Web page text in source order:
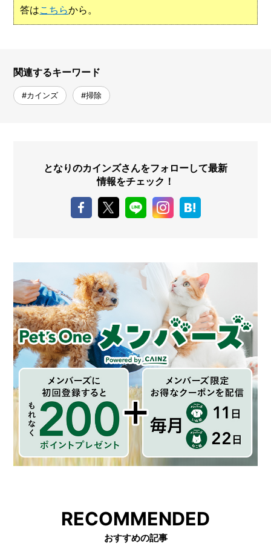
答はこちらから。
関連するキーワード
#カインズ #掃除
となりのカインズさんをフォローして最新
情報をチェック！
RECOMMENDED
おすすめの記事